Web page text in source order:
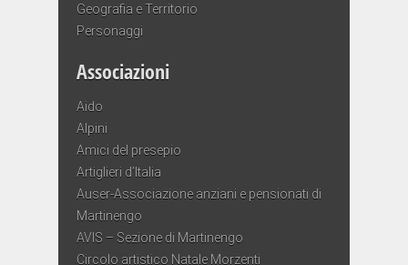
Geografia e Territorio
Personaggi
Associazioni
Aido
Alpini
Amici del presepio
Artiglieri d’Italia
Auser-Associazione anziani e pensionati di
Martinengo
AVIS – Sezione di Martinengo
Circolo artistico Natale Morzenti